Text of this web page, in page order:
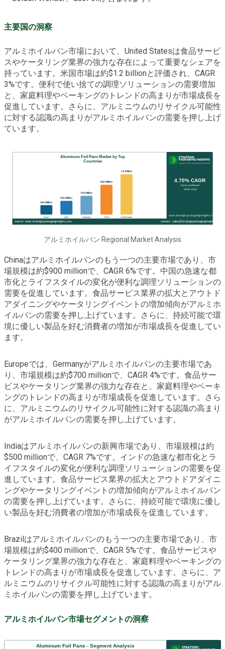
主要国の洞察
アルミホイルパン市場において、United Statesは食品サービ
スやケータリング業界の強力な存在によって重要なシェアを
持っています。米国市場は約$1.2 billionと評価され、CAGR
3%です。便利で使い捨ての調理ソリューションの需要増加
と、家庭料理やベーキングのトレンドの高まりが市場成長を
促進しています。さらに、アルミニウムのリサイクル可能性
に対する認識の高まりがアルミホイルパンの需要を押し上げ
ています。
アルミホイルパン Regional Market Analysis
Chinaはアルミホイルパンのもう一つの主要市場であり、市
場規模は約$900 millionで、CAGR 6%です。中国の急速な都
市化とライフスタイルの変化が便利な調理ソリューションの
需要を促進しています。食品サービス業界の拡大とアウトド
アダイニングやケータリングイベントの増加傾向がアルミホ
イルパンの需要を押し上げています。さらに、持続可能で環
境に優しい製品を好む消費者の増加が市場成長を促進してい
ます。
Europeでは、Germanyがアルミホイルパンの主要市場であ
り、市場規模は約$700 millionで、CAGR 4%です。食品サー
ビスやケータリング業界の強力な存在と、家庭料理やベーキ
ングのトレンドの高まりが市場成長を促進しています。さら
に、アルミニウムのリサイクル可能性に対する認識の高まり
がアルミホイルパンの需要を押し上げています。
Indiaはアルミホイルパンの新興市場であり、市場規模は約
$500 millionで、CAGR 7%です。インドの急速な都市化とラ
イフスタイルの変化が便利な調理ソリューションの需要を促
進しています。食品サービス業界の拡大とアウトドアダイニ
ングやケータリングイベントの増加傾向がアルミホイルパン
の需要を押し上げています。さらに、持続可能で環境に優し
い製品を好む消費者の増加が市場成長を促進しています。
Brazilはアルミホイルパンのもう一つの主要市場であり、市
場規模は約$400 millionで、CAGR 5%です。食品サービスや
ケータリング業界の強力な存在と、家庭料理やベーキングの
トレンドの高まりが市場成長を促進しています。さらに、ア
ルミニウムのリサイクル可能性に対する認識の高まりがアル
ミホイルパンの需要を押し上げています。
アルミホイルパン市場セグメントの洞察